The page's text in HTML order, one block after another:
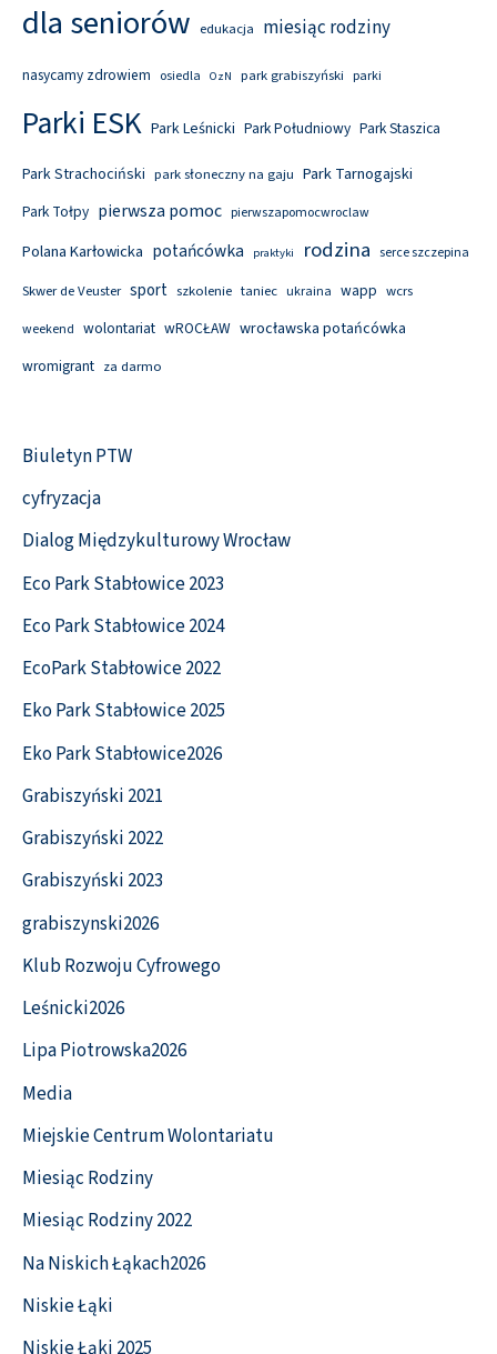
dla seniorów edukacja miesiąc rodziny
nasycamy zdrowiem osiedla OzN park grabiszyński parki
Parki ESK Park Leśnicki Park Południowy Park Staszica
Park Strachociński park słoneczny na gaju Park Tarnogajski
Park Tołpy pierwsza pomoc pierwszapomocwroclaw
Polana Karłowicka potańcówka praktyki rodzina serce szczepina
Skwer de Veuster sport szkolenie taniec ukraina wapp wcrs
weekend wolontariat wROCŁAW wrocławska potańcówka
wromigrant za darmo
Biuletyn PTW
cyfryzacja
Dialog Międzykulturowy Wrocław
Eco Park Stabłowice 2023
Eco Park Stabłowice 2024
EcoPark Stabłowice 2022
Eko Park Stabłowice 2025
Eko Park Stabłowice2026
Grabiszyński 2021
Grabiszyński 2022
Grabiszyński 2023
grabiszynski2026
Klub Rozwoju Cyfrowego
Leśnicki2026
Lipa Piotrowska2026
Media
Miejskie Centrum Wolontariatu
Miesiąc Rodziny
Miesiąc Rodziny 2022
Na Niskich Łąkach2026
Niskie Łąki
Niskie Łąki 2025